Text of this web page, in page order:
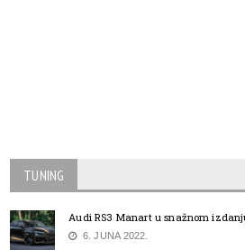
TUNING
Audi RS3 Manart u snažnom
6. JUNA 2022.